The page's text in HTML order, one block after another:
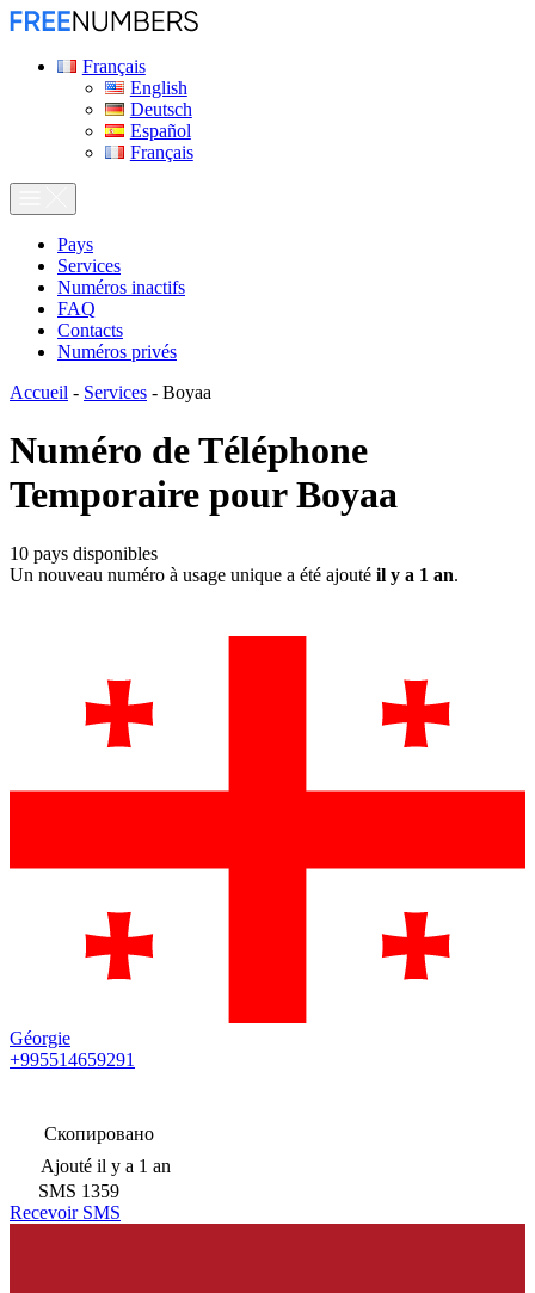
Français
English
Deutsch
Español
Français
Pays
Services
Numéros inactifs
FAQ
Contacts
Numéros privés
Accueil - Services - Boyaa
Numéro de Téléphone
Temporaire pourBoyaa
10 pays disponibles
Un nouveau numéro à usage unique a été ajouté il y a 1 an.
Géorgie
+995514659291
Скопировано
Ajouté il y a 1 an
SMS 1359
Recevoir SMS